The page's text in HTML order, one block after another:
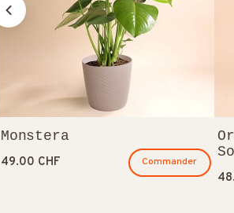
Monstera
49.00 CHF Commander